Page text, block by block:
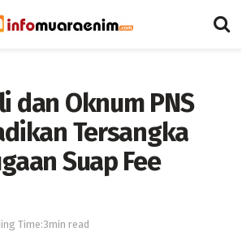
dan Oknum PNS
Tersangka
Suap Fee
Time:3min read